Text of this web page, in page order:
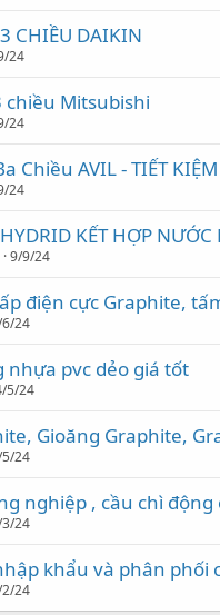
CHIỀU DAIKIN
24
Mitsubishi
24
Chiều AVIL - TIẾT
24
KẾT HỢP NƯỚC
9/9/24
điện cực Graphite,
24
nhựa pvc dẻo giá tốt
5/24
Gioăng Graphite,
24
nghiệp , cầu chì
24
khẩu và phân
24